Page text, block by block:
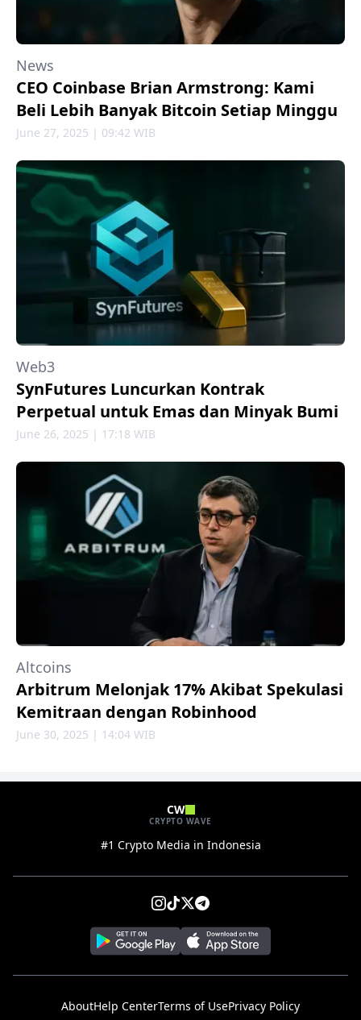
News
CEO Coinbase Brian Armstrong: Kami
Beli Lebih Banyak Bitcoin Setiap Minggu
June 27, 2025 | 09:42 WIB
Web3
SynFutures Luncurkan Kontrak
Perpetual untuk Emas dan Minyak Bumi
June 26, 2025 | 17:18 WIB
Altcoins
Arbitrum Melonjak 17% Akibat Spekulasi
Kemitraan dengan Robinhood
June 30, 2025 | 14:04 WIB
CW
CRYPTO WAVE
#1 Crypto Media in Indonesia
AboutHelp CenterTerms of UsePrivacy Policy